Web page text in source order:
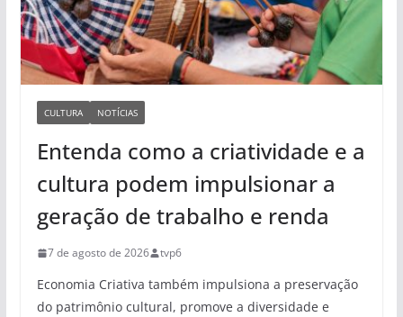
CULTURA NOTÍCIAS
Entenda como a criatividade e a
cultura podem impulsionar a
geração de trabalho e renda
7 de agosto de 2026 tvp6
Economia Criativa também impulsiona a preservação
do patrimônio cultural, promove a diversidade e